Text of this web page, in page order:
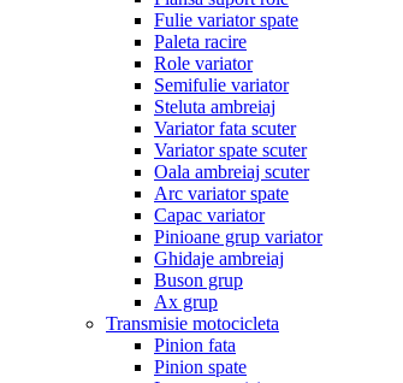
Fulie variator spate
Paleta racire
Role variator
Semifulie variator
Steluta ambreiaj
Variator fata scuter
Variator spate scuter
Oala ambreiaj scuter
Arc variator spate
Capac variator
Pinioane grup variator
Ghidaje ambreiaj
Buson grup
Ax grup
Transmisie motocicleta
Pinion fata
Pinion spate